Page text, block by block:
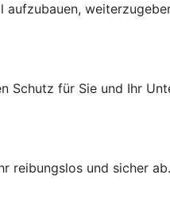
Schutz für Sie und Ihr
reibungslos und sicher ab.